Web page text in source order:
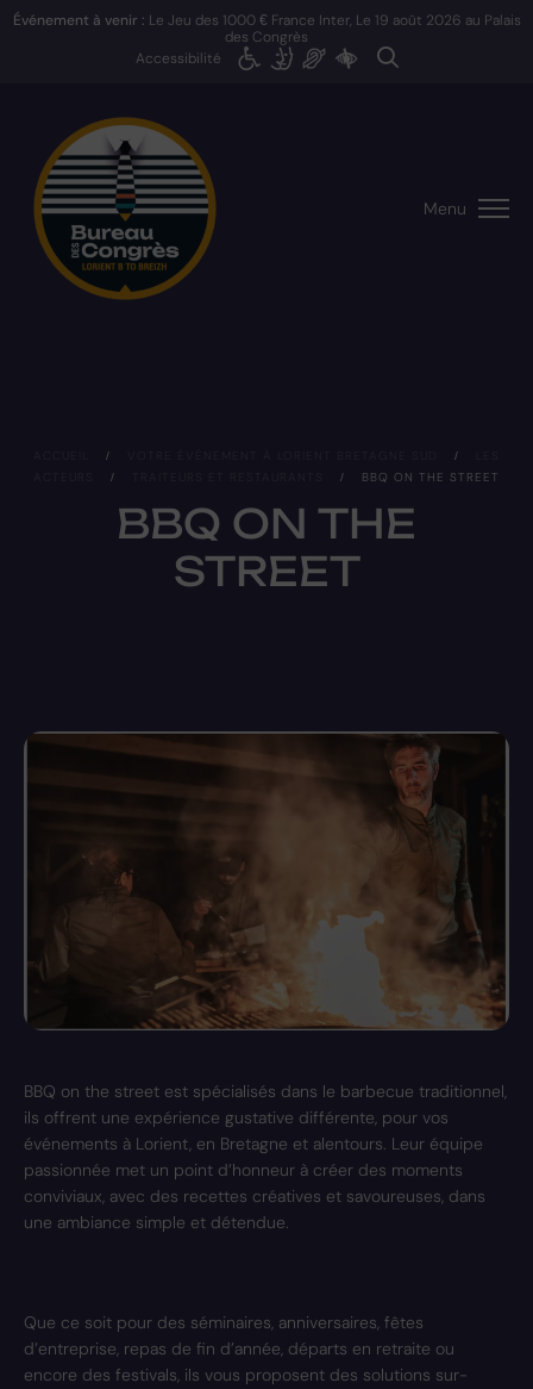
Événement à venir : Le Jeu des 1000 € France Inter, Le 19 août 2026 au Palais
des Congrès
Accessibilité
Menu
BBQ ON THE
STREET
/ /
/ / BBQ ON THE STREET
BBQ on the street est spécialisés dans le barbecue traditionnel,
ils offrent une expérience gustative différente, pour vos
événements à Lorient, en Bretagne et alentours. Leur équipe
passionnée met un point d’honneur à créer des moments
conviviaux, avec des recettes créatives et savoureuses, dans
une ambiance simple et détendue.
Que ce soit pour des séminaires, anniversaires, fêtes
d’entreprise, repas de fin d’année, départs en retraite ou
encore des festivals, ils vous proposent des solutions sur-